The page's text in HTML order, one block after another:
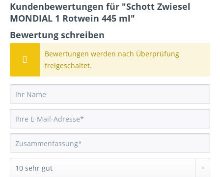
Kundenbewertungen für "Schott Zwiesel
MONDIAL 1 Rotwein 445 ml"
Bewertung schreiben
Bewertungen werden nach Überprüfung
freigeschaltet.